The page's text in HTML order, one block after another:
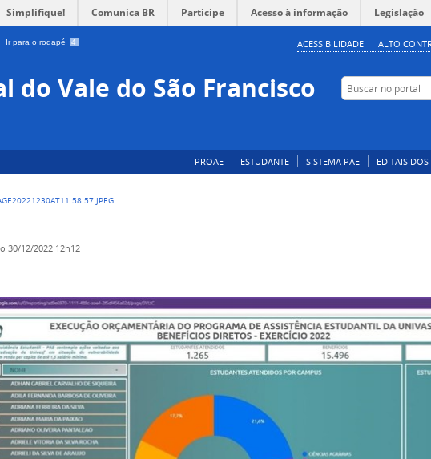
Simplifique! Comunica BR Participe Acesso à informação Legislação
Ir para o rodapé 4 ACESSIBILIDADE ALTO
do Vale do São Francisco Buscar no portal
PROAE ESTUDANTE SISTEMA PAE EDITAIS DOS
30/12/2022 12h12